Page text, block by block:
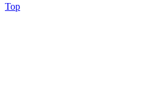
Top